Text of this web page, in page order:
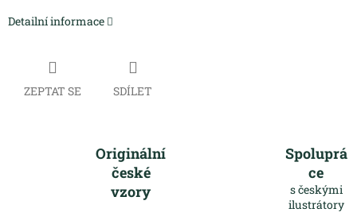
Detailní informace
ZEPTAT SE SDÍLET
Originální
české
vzory
Spoluprá
ce
s českými
ilustrátory